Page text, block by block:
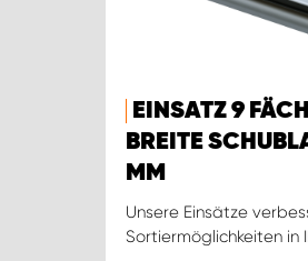
EINSATZ 9
BREITE
MM
Unsere Einsätze
Sortiermöglichkeiten in